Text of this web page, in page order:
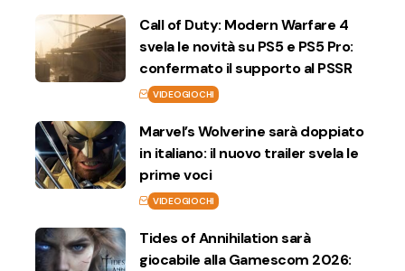
Call of Duty: Modern Warfare 4
svela le novità su PS5 e PS5 Pro:
confermato il supporto al PSSR
VIDEOGIOCHI
Marvel’s Wolverine sarà doppiato
in italiano: il nuovo trailer svela le
prime voci
VIDEOGIOCHI
Tides of Annihilation sarà
giocabile alla Gamescom 2026: